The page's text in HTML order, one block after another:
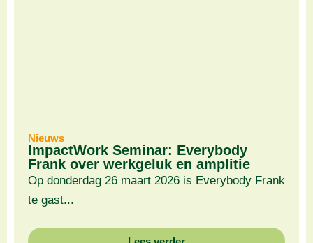
Nieuws
ImpactWork Seminar: Everybody
Frank over werkgeluk en amplitie
Op donderdag 26 maart 2026 is Everybody Frank
te gast...